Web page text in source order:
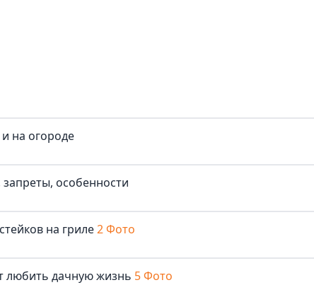
на огороде
особенности
на гриле2 Фото
любить дачную жизнь 5 Фото